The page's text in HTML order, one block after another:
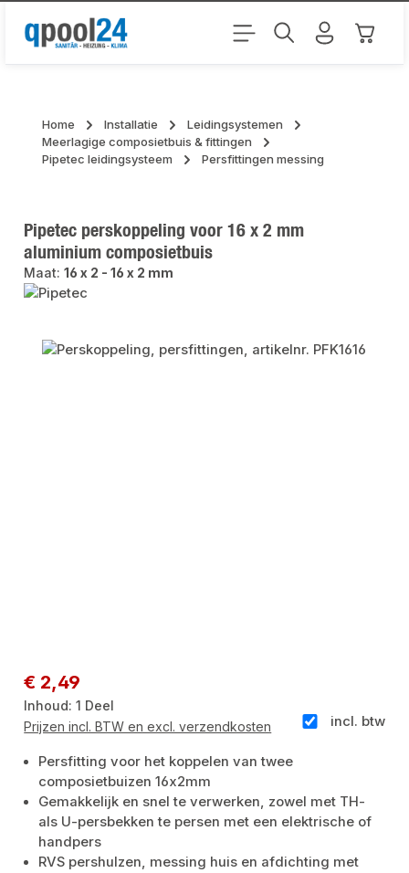
Ga naar de hoofdinhoud
Home Installatie
Leidingsystemen
Meerlagige composietbuis & fittingen
Pipetec leidingsysteem
Persfittingen messing
Pipetec perskoppeling voor 16 x 2 mm
aluminium composietbuis
Maat:16 x 2 - 16 x 2 mm
Afbeeldingengalerij overslaan
Normale prijs:
€ 2,49
Inhoud:1 Deel
incl. btw
Prijzen incl. BTW en excl. verzendkosten
Persfitting voor het koppelen van twee
composietbuizen 16x2mm
Gemakkelijk en snel te verwerken, zowel met TH-
als U-persbekken te persen met een elektrische of
handpers
RVS pershulzen, messing huis en afdichting met